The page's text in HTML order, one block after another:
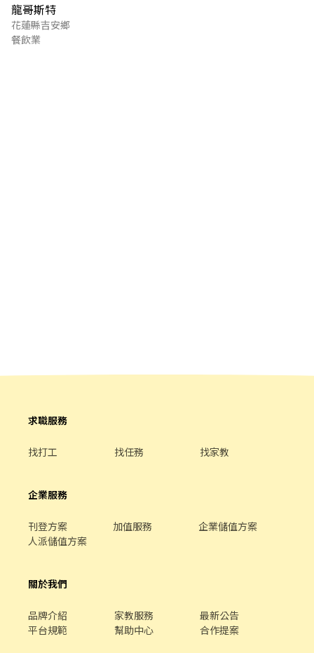
龍哥斯特
花蓮縣吉安鄉
餐飲業
求職服務
找打工 找任務 找家教
企業服務
刊登方案 加值服務
企業儲值方案
人派儲值方案
關於我們
品牌介紹 家教服務
最新公告
平台規範
幫助中心 合作提案